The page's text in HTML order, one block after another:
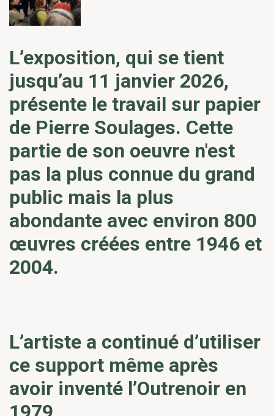
L’exposition, qui se tient
jusqu’au 11 janvier 2026,
présente le travail sur papier
de Pierre Soulages. Cette
partie de son oeuvre n'est
pas la plus connue du grand
public mais la plus
abondante avec environ 800
œuvres créées entre 1946 et
2004.
L’artiste a continué d’utiliser
ce support même après
avoir inventé l’Outrenoir en